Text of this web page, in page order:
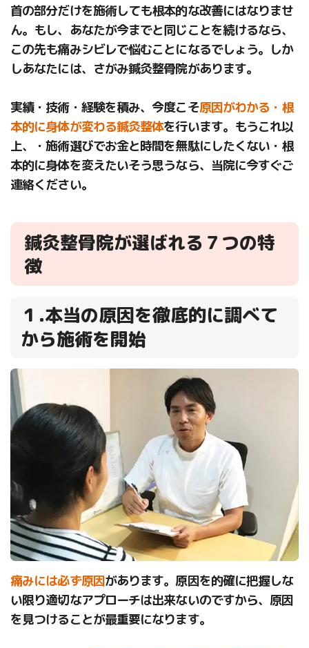
首の部分だけを施術しても根本的な改善にはなりませ
ん。もし、あなたが今までと同じことを続けるなら、
この先も痛みシビレで悩むことになるでしょう。しか
しあなたには、さがみ鍼灸整骨院があります。
実績・技術・経験を積み、今度こそ原因がわかる・根
本的に身体が変わる鍼灸整体を行います。もうこれ以
上、・施術選びでお金と時間を無駄にしたくない・根
本的に身体を変えたいそう思うなら、当院に今すぐご
連絡ください。
鍼灸整骨院が選ばれる７つの特
徴
１.本当の原因を徹底的に調べて
から施術を開始
痛みには必ず原因があります。原因を的確に把握しな
い限り適切なアプローチは出来ないのですから、原因
を見つけることが最重要になります。